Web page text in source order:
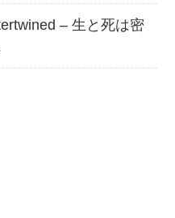
– 生と死は密